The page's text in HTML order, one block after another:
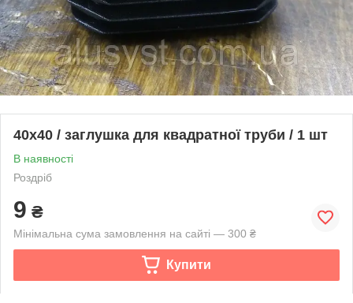
40х40 / заглушка для квадратної труби / 1 шт
В наявності
Роздріб
9 ₴
Мінімальна сума замовлення на сайті — 300 ₴
Купити